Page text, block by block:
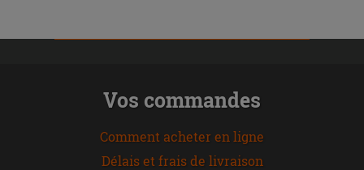
Vos commandes
Comment acheter en ligne
Délais et frais de livraison